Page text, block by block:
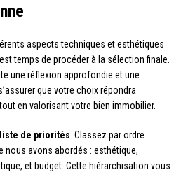
aspects techniques et esthétiques
temps de procéder à la sélection finale.
une réflexion approfondie et une
que votre choix répondra
en valorisant votre bien immobilier.
liste de priorités . Classez par ordre
nous avons abordés : esthétique,
et budget. Cette hiérarchisation vous